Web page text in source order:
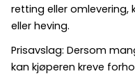
retting eller omlevering,
eller heving.
Prisavslag: Dersom
kan kjøperen kreve